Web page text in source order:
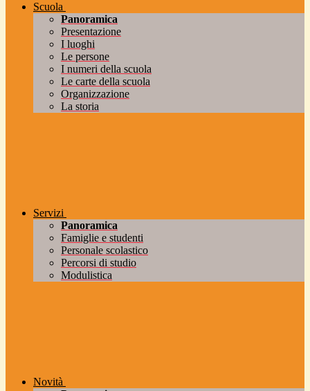
Scuola
Panoramica
Presentazione
I luoghi
Le persone
I numeri della scuola
Le carte della scuola
Organizzazione
La storia
Servizi
Panoramica
Famiglie e studenti
Personale scolastico
Percorsi di studio
Modulistica
Novità